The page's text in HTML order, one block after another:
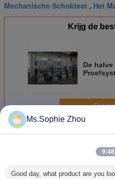
Mechanische Schoktest , Het
Krijg de
De
MeerSchokproefsysteem
Ms.Sophie Zhou
9:48
Good day, what product are you